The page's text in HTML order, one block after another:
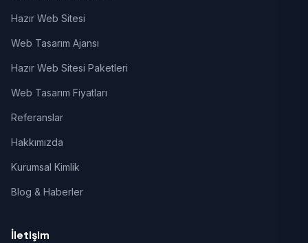
Hazır Web Sitesi
Web Tasarım Ajansı
Hazır Web Sitesi Paketleri
Web Tasarım Fiyatları
Referanslar
Hakkımızda
Kurumsal Kimlik
Blog & Haberler
İletişim